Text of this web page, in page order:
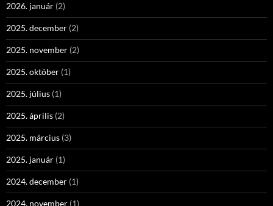
2026. január (2)
2025. december (2)
2025. november (2)
2025. október (1)
2025. július (1)
2025. április (2)
2025. március (3)
2025. január (1)
2024. december (1)
2024. november (1)